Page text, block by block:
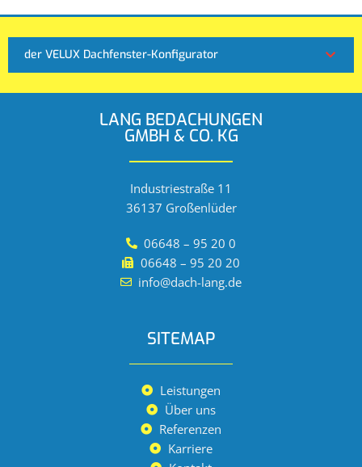
der VELUX Dachfenster-Konfigurator
LANG BEDACHUNGEN
GMBH & CO. KG
Industriestraße 11
36137 Großenlüder
06648 – 95 20 0
06648 – 95 20 20
info@dach-lang.de
SITEMAP
Leistungen
Über uns
Referenzen
Karriere